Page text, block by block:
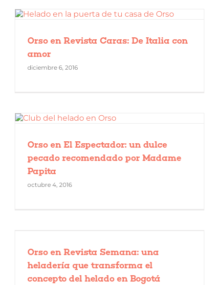
Orso en Revista Caras: De Italia con
amor
diciembre 6, 2016
Orso en El Espectador: un dulce
pecado recomendado por Madame
Papita
octubre 4, 2016
Orso en Revista Semana: una
heladería que transforma el
concepto del helado en Bogotá